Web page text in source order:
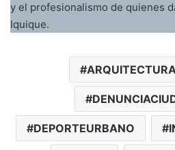
y el profesionalismo de quienes
Iquique.
DEPORTEURBANO